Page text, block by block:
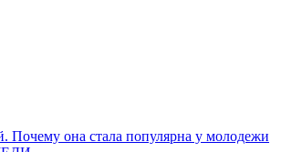
она стала популярна у молодежи